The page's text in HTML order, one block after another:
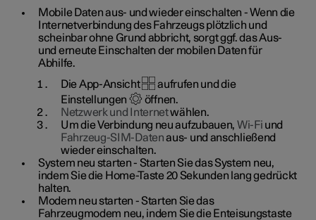
Mobile Daten aus- und wieder einschalten - Wenn die
Internetverbindung des Fahrzeugs plötzlich und
scheinbar ohne Grund abbricht, sorgt ggf. das Aus-
und erneute Einschalten der mobilen Daten für
Abhilfe.
Die App-Ansicht
aufrufen und die
Einstellungen
öffnen.
Netzwerk und Internetwählen.
Um die Verbindung neu aufzubauen, Wi-Fi und
Fahrzeug-SIM-Datenaus- und anschließend
wieder einschalten.
System neu starten- Starten Sie das System neu,
indem Sie die Home-Taste 20 Sekunden lang gedrückt
halten.
Modem neu starten - Starten Sie das
Fahrzeugmodem neu, indem Sie die Enteisungstaste